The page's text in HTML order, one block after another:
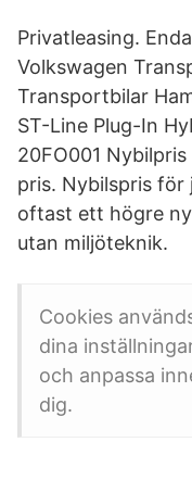
Privatleasing.
Volkswagen
Transportbilar
ST-Line Plug-In
20FO001
pris. Nybilspris för
oftast ett högre
utan miljöteknik.
Cookies
dina
och anpassa
dig.